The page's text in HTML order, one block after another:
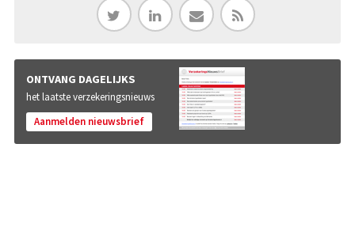
ONTVANG DAGELIJKS
het laatste verzekeringsnieuws
Aanmelden nieuwsbrief